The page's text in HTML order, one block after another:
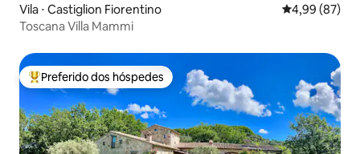
Vila ⋅ Castiglion Fiorentino 4,99 de uma
4,99 (87)
Toscana Villa Mammi
Entre os melhores preferidos dos hóspedes
Preferido dos hóspedes